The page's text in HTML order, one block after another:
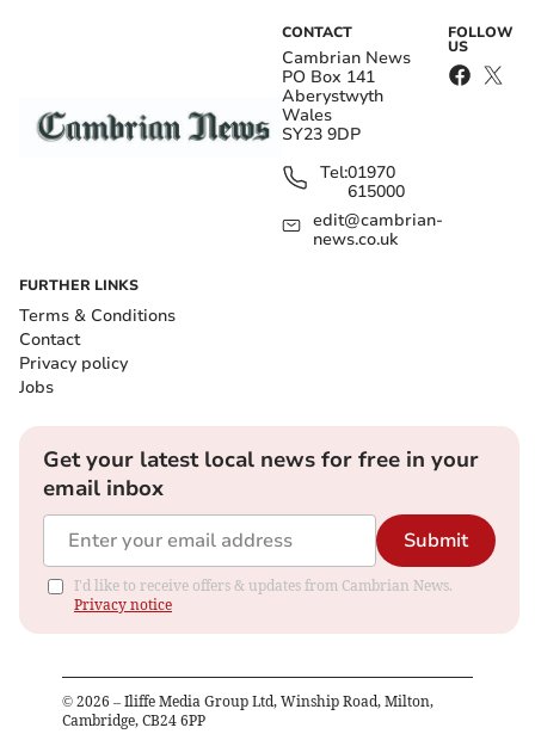
CONTACT
Cambrian News
PO Box 141
Aberystwyth
Wales
SY23 9DP
Tel:01970
615000
edit@cambrian-
news.co.uk
FOLLOW
US
FURTHER LINKS
Terms & Conditions
Contact
Privacy policy
Jobs
Get your latest local news for free in your
email inbox
Submit
I'd like to receive offers & updates from Cambrian News.
Privacy notice
© 2026 – Iliffe Media Group Ltd, Winship Road, Milton,
Cambridge, CB24 6PP